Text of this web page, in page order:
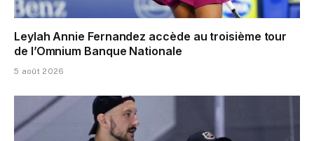
Leylah Annie Fernandez accède au troisième tour
de l’Omnium Banque Nationale
5 août 2026